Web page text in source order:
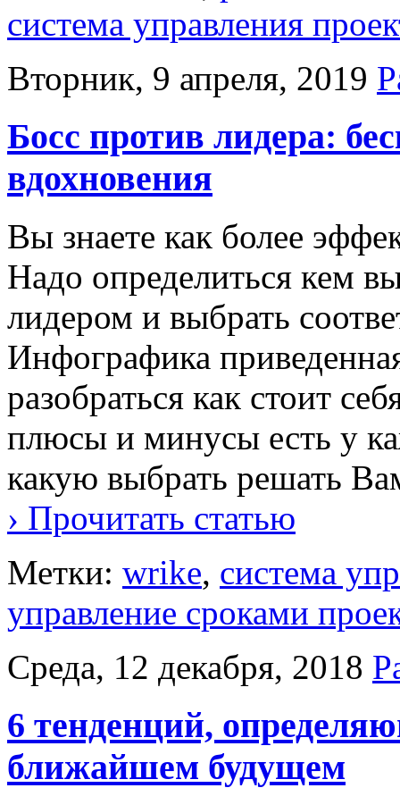
система управления
Вторник, 9 апреля, 2019
Босс против лидера:
вдохновения
Вы знаете как более
Надо определиться кем
лидером и выбрать
Инфографика
разобраться как стоит
плюсы и минусы есть у
какую выбрать решать
› Прочитать статью
Метки: wrike, система
управление сроками
Среда, 12 декабря, 2018
6 тенденций,
ближайшем будущем